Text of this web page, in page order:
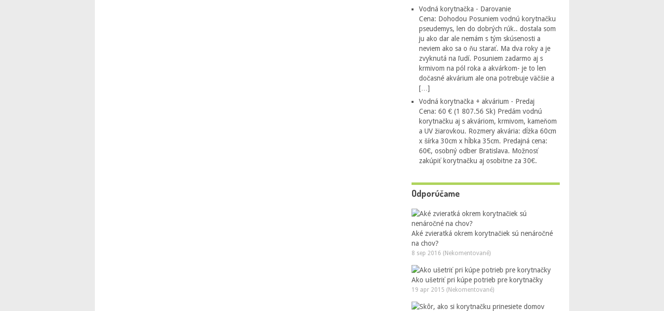
Vodná korytnačka - Darovanie
Cena: Dohodou Posuniem vodnú korytnačku
pseudemys, len do dobrých rúk.. dostala som
ju ako dar ale nemám s tým skúsenosti a
neviem ako sa o ňu starať. Ma dva roky a je
zvyknutá na ľudí. Posuniem zadarmo aj s
krmivom na pól roka a akvárkom- je to len
dočasné akvárium ale ona potrebuje väčšie a
[…]
Vodná korytnačka + akvárium - Predaj
Cena: 60 € (1 807.56 Sk) Predám vodnú
korytnačku aj s akváriom, krmivom, kameňom
a UV žiarovkou. Rozmery akvária: dĺžka 60cm
x šírka 30cm x hĺbka 35cm. Predajná cena:
60€, osobný odber Bratislava. Možnosť
zakúpiť korytnačku aj osobitne za 30€.
Odporúčame
Aké zvieratká okrem korytnačiek sú nenáročné
na chov?
8 sep 2016 (Nekomentované)
Ako ušetriť pri kúpe potrieb pre korytnačky
19 apr 2015 (Nekomentované)